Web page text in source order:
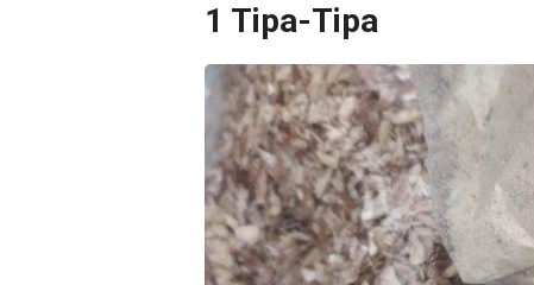
1 Tipa-Tipa